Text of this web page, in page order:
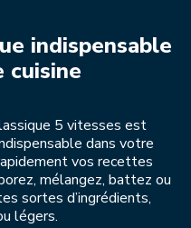
indispensable
cuisine
5 vitesses est
dans votre
vos recettes
mélangez, battez ou
sortes d’ingrédients,
légers.